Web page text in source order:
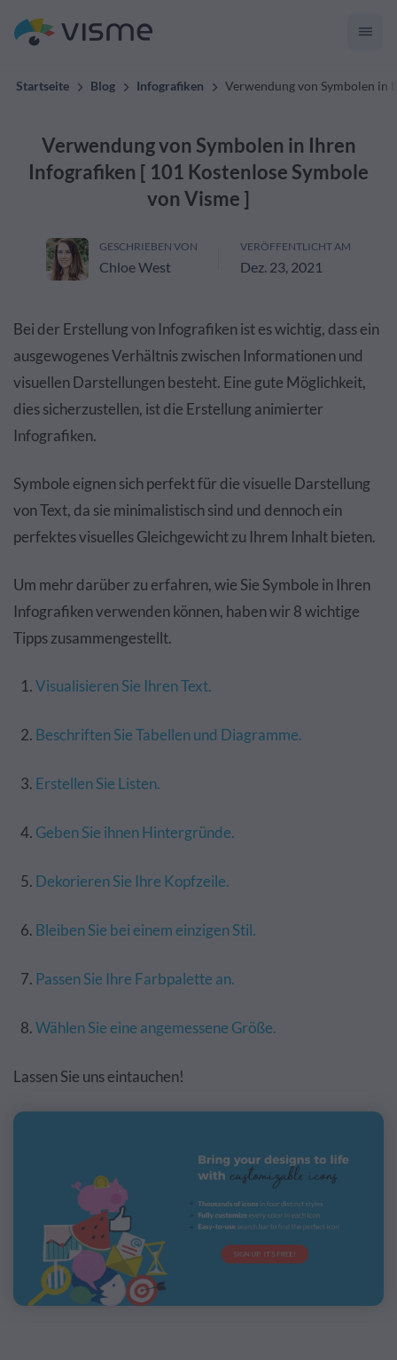
Startseite Blog Infografiken Verwendung von Symbolen in
Verwendung von Symbolen in Ihren
Infografiken [ 101 Kostenlose Symbole
von Visme ]
GESCHRIEBEN VON
Chloe West
VERÖFFENTLICHT AM
Dez. 23, 2021
Bei der Erstellung von Infografiken ist es wichtig, dass ein
ausgewogenes Verhältnis zwischen Informationen und
visuellen Darstellungen besteht. Eine gute Möglichkeit,
dies sicherzustellen, ist die Erstellung animierter
Infografiken.
Symbole eignen sich perfekt für die visuelle Darstellung
von Text, da sie minimalistisch sind und dennoch ein
perfektes visuelles Gleichgewicht zu Ihrem Inhalt bieten.
Um mehr darüber zu erfahren, wie Sie Symbole in Ihren
Infografiken verwenden können, haben wir 8 wichtige
Tipps zusammengestellt.
Visualisieren Sie Ihren Text.
Beschriften Sie Tabellen und Diagramme.
Erstellen Sie Listen.
Geben Sie ihnen Hintergründe.
Dekorieren Sie Ihre Kopfzeile.
Bleiben Sie bei einem einzigen Stil.
Passen Sie Ihre Farbpalette an.
Wählen Sie eine angemessene Größe.
Lassen Sie uns eintauchen!